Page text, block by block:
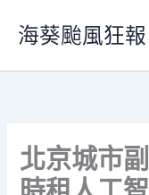
要
海葵颱風狂報
北京城市